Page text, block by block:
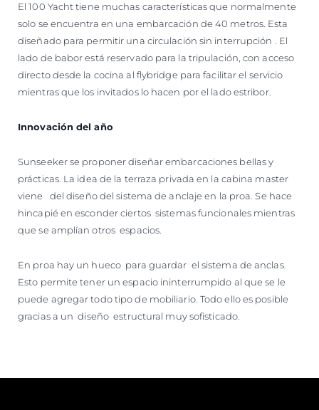
El 100 Yacht tiene muchas características que normalmente
solo se encuentra en una embarcación de 40 metros. Esta
diseñado para permitir una circulación sin interrupción . El
lado de babor está reservado para la tripulación, con acceso
directo desde la cocina al flybridge para facilitar el servicio
mientras que los invitados lo hacen por el lado estribor.
Innovación del año
Sunseeker se proponer diseñar embarcaciones bellas y
prácticas. La idea de la terraza privada en la cabina master
viene del diseño del sistema de anclaje en la proa. Se hace
hincapié en esconder ciertos sistemas funcionales mientras
que se amplían otros espacios.
En proa hay un hueco para guardar el sistema de anclas.
Esto permite tener un espacio ininterrumpido al que se le
puede agregar todo tipo de mobiliario. Todo ello es posible
gracias a un diseño estructural muy sofisticado.